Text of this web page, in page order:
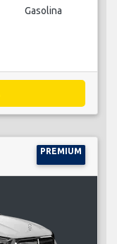
Gasolina
PREMIUM